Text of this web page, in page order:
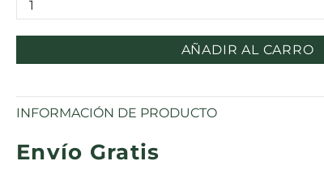
AÑADIR AL CARRO
INFORMACIÓN DE PRODUCTO
Envío Gratis